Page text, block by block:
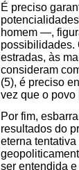
É preciso
homem —,
possibilidades.
estradas, às
consideram
(5), é preciso
vez que o povo
Por fim,
resultados do
eterna
ser entendida